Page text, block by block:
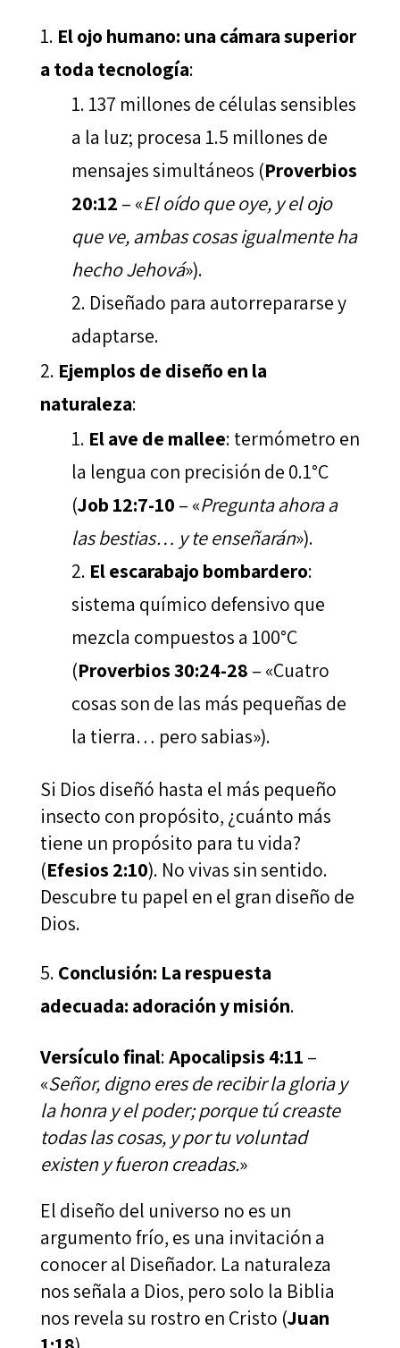
El ojo humano: una cámara superior
a toda tecnología:
137 millones de células sensibles
a la luz; procesa 1.5 millones de
mensajes simultáneos (Proverbios
20:12 – «El oído que oye, y el ojo
que ve, ambas cosas igualmente ha
hecho Jehová»).
Diseñado para autorrepararse y
adaptarse.
Ejemplos de diseño en la
naturaleza:
El ave de mallee: termómetro en
la lengua con precisión de 0.1°C
(Job 12:7-10 – «Pregunta ahora a
las bestias… y te enseñarán»).
El escarabajo bombardero:
sistema químico defensivo que
mezcla compuestos a 100°C
(Proverbios 30:24-28 – «Cuatro
cosas son de las más pequeñas de
la tierra… pero sabias»).
Si Dios diseñó hasta el más pequeño
insecto con propósito, ¿cuánto más
tiene un propósito para tu vida?
(Efesios 2:10). No vivas sin sentido.
Descubre tu papel en el gran diseño de
Dios.
Conclusión: La respuesta
adecuada: adoración y misión.
Versículo final:Apocalipsis 4:11 –
«Señor, digno eres de recibir la gloria y
la honra y el poder; porque tú creaste
todas las cosas, y por tu voluntad
existen y fueron creadas.»
El diseño del universo no es un
argumento frío, es una invitación a
conocer al Diseñador. La naturaleza
nos señala a Dios, pero solo la Biblia
nos revela su rostro en Cristo (Juan